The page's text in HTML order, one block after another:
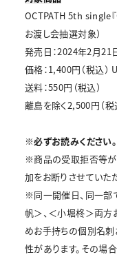
OCTPATH 5th single
お渡し会抽選対象）
発売日：2024年2月21日
価格：1,400円（税込）
送料：550円（税込）
離島を除く2,500円（
※必ずお読みください。
※商品の受取拒否等が
加をお断りさせていた
※同一開催日、同一部
帆＞、＜小堀柊＞両方
めお手持ちの個別名
性があります。その場